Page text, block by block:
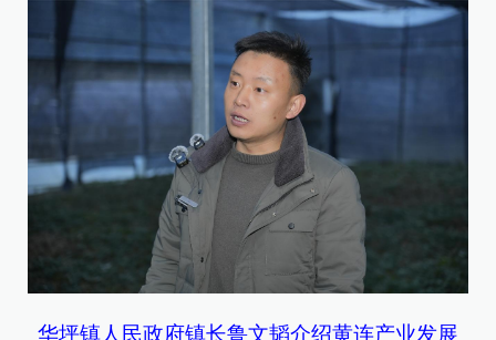
华坪镇人民政府镇长鲁文韬介绍黄连产业发展